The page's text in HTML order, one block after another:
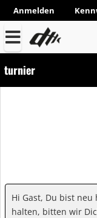
Anmelden
turnier
Hi Gast, Du bist
halten, bitten wir